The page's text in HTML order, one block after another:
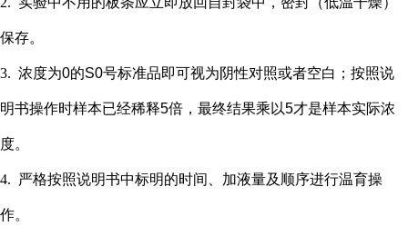
保存。
3. 浓度为0的S0号标准品即可视为阴性对照或者空白；按照说
明书操作时样本已经稀释5倍，最终结果乘以5才是样本实际浓
度。
4. 严格按照说明书中标明的时间、加液量及顺序进行温育操
作。